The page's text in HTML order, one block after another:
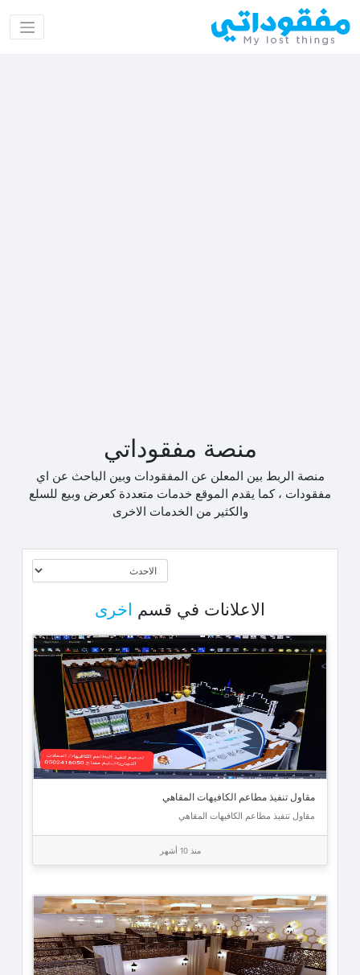
منصة مفقوداتي
منصة الربط بين المعلن عن المفقودات وبين الباحث عن اي
مفقودات ، كما يقدم الموقع خدمات متعددة كعرض وبيع للسلع
والكثير من الخدمات الاخرى
الاعلانات في قسم اخرى
مقاول تنفيذ مطاعم الكافيهات المقاهي
مقاول تنفيذ مطاعم الكافيهات المقاهي
منذ 10 أشهر